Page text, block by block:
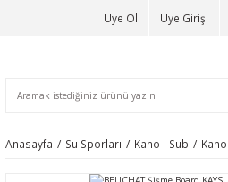
Üye Ol Üye Girişi
Anasayfa Su Sporları Kano - Sub